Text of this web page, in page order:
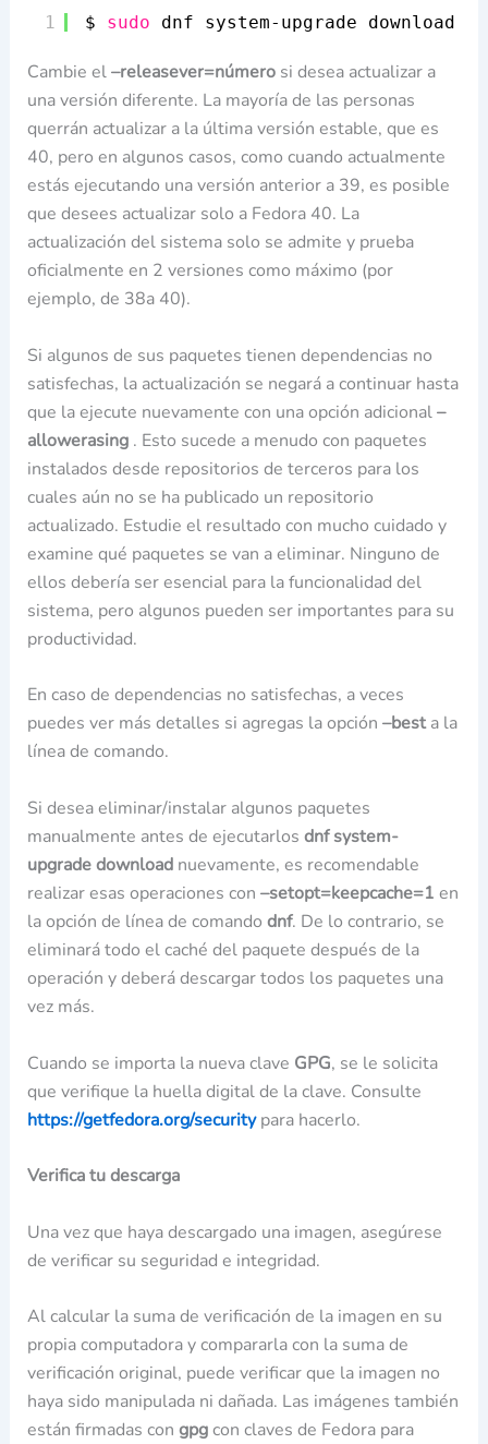
1 $ sudo dnf system-upgrade download
Cambie el–releasever=númerosi desea actualizar a
una versión diferente. La mayoría de las personas
querrán actualizar a la última versión estable, que es
40, pero en algunos casos, como cuando actualmente
estás ejecutando una versión anterior a 39, es posible
que desees actualizar solo a Fedora 40. La
actualización del sistema solo se admite y prueba
oficialmente en 2 versiones como máximo (por
ejemplo, de 38a 40).
Si algunos de sus paquetes tienen dependencias no
satisfechas, la actualización se negará a continuar hasta
que la ejecute nuevamente con una opción adicional–
allowerasing. Esto sucede a menudo con paquetes
instalados desde repositorios de terceros para los
cuales aún no se ha publicado un repositorio
actualizado. Estudie el resultado con mucho cuidado y
examine qué paquetes se van a eliminar. Ninguno de
ellos debería ser esencial para la funcionalidad del
sistema, pero algunos pueden ser importantes para su
productividad.
En caso de dependencias no satisfechas, a veces
puedes ver más detalles si agregas la opción –besta la
línea de comando.
Si desea eliminar/instalar algunos paquetes
manualmente antes de ejecutarlos dnf system-
upgradedownloadnuevamente, es recomendable
realizar esas operaciones con –setopt=keepcache=1 en
la opción de línea de comando dnf. De lo contrario, se
eliminará todo el caché del paquete después de la
operación y deberá descargar todos los paquetes una
vez más.
Cuando se importa la nueva clave GPG, se le solicita
que verifique la huella digital de la clave. Consulte
https://getfedora.org/securitypara hacerlo.
Verifica tu descarga
Una vez que haya descargado una imagen, asegúrese
de verificar su seguridad e integridad.
Al calcular la suma de verificación de la imagen en su
propia computadora y compararla con la suma de
verificación original, puede verificar que la imagen no
haya sido manipulada ni dañada. Las imágenes también
están firmadas con gpgcon claves de Fedora para